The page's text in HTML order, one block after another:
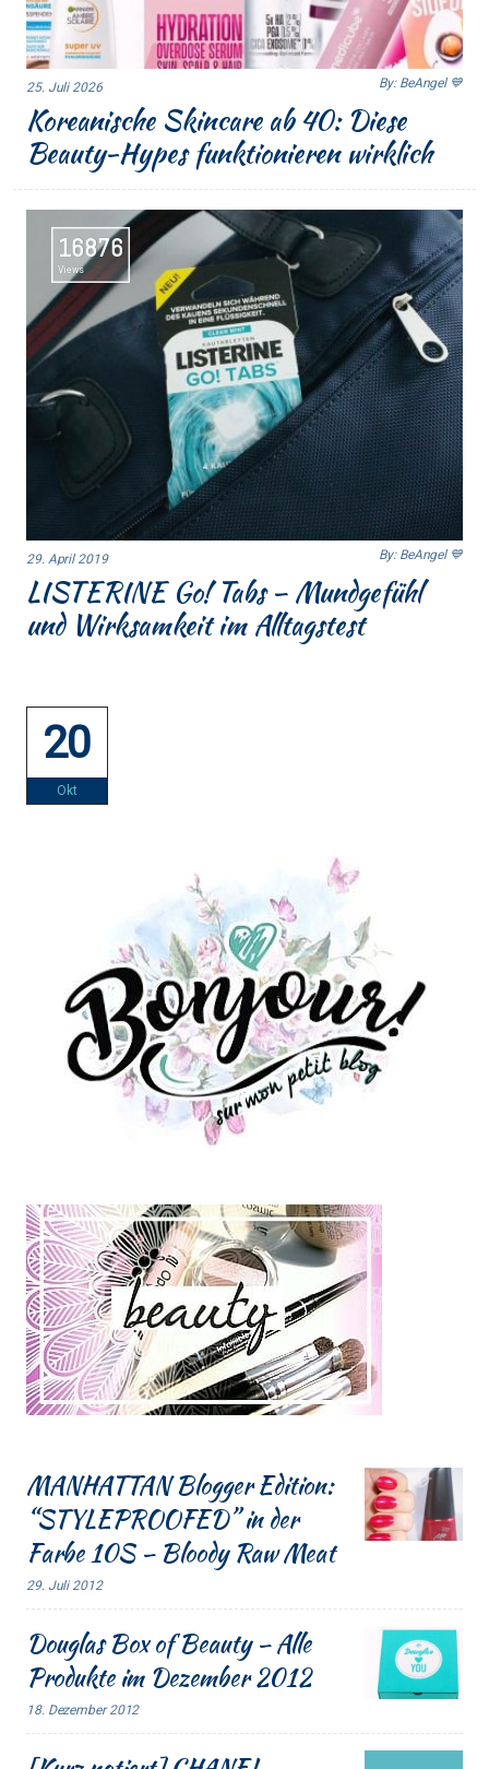
25. Juli 2026 By: BeAngel 💙
Koreanische Skincare ab 40: Diese
Beauty-Hypes funktionieren wirklich
16876
Views
29. April 2019 By: BeAngel 💙
LISTERINE Go! Tabs – Mundgefühl
und Wirksamkeit im Alltagstest
20
Okt
MANHATTAN Blogger Edition:
“STYLEPROOFED” in der
Farbe 10S – Bloody Raw Meat
29. Juli 2012
Douglas Box of Beauty – Alle
Produkte im Dezember 2012
18. Dezember 2012